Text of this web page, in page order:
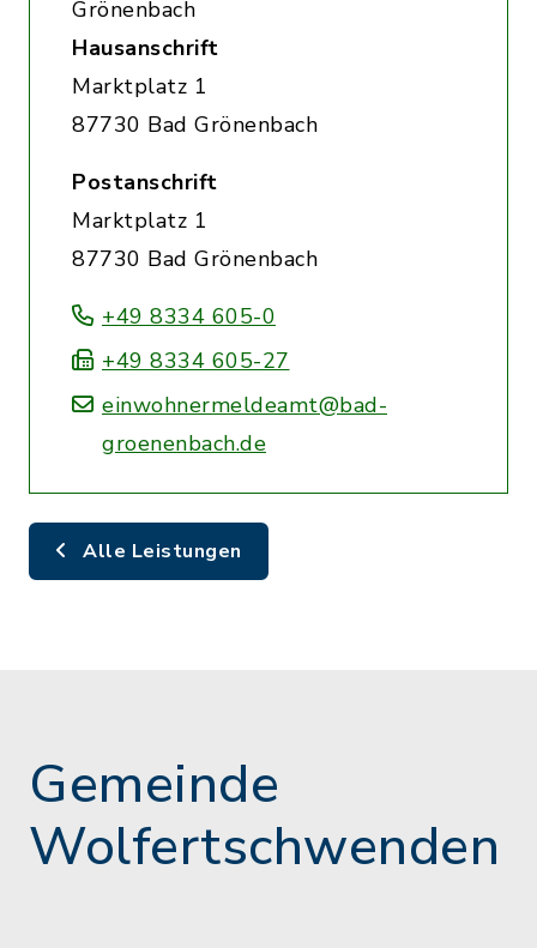
Grönenbach
Hausanschrift
Marktplatz 1
87730 Bad Grönenbach
Postanschrift
Marktplatz 1
87730 Bad Grönenbach
+49 8334 605-0
+49 8334 605-27
einwohnermeldeamt@bad-
groenenbach.de
Alle Leistungen
Gemeinde
Wolfertschwenden